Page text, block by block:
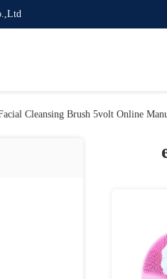
Cleansing Brush 5volt Online